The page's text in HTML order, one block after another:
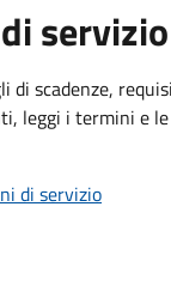
servizio
di scadenze,
leggi i termini e
di servizio